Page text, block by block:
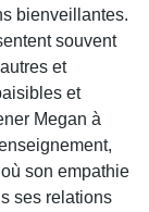
bienveillantes.
souvent
et
et
Megan à
son empathie
ses relations